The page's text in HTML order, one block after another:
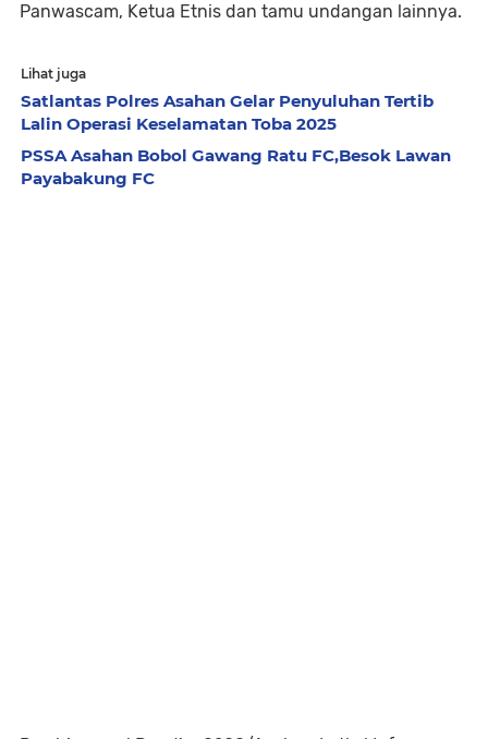
Panwascam, Ketua Etnis dan tamu undangan lainnya.
Lihat juga
Satlantas Polres Asahan Gelar Penyuluhan Tertib
Lalin Operasi Keselamatan Toba 2025
PSSA Asahan Bobol Gawang Ratu FC,Besok Lawan
Payabakung FC